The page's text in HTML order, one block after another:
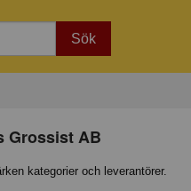
Sök
Grossist AB
kategorier och leverantörer.